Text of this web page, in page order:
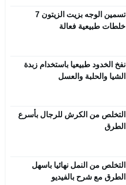
تسمين الوجه بزيت الزيتون 7
خلطات طبيعية فعالة
نفخ الخدود طبيعيا باستخدام زبدة
الشيا والحلبة والعسل
التخلص من الكرش للرجال بأسرع
الطرق
التخلص من النمل نهائيا باسهل
الطرق مع شرح بالفيديو